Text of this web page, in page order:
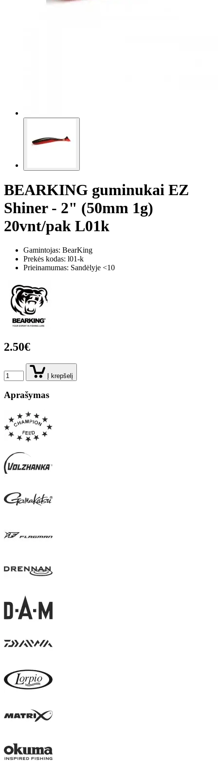
BEARKING guminukai EZ
Shiner - 2" (50mm 1g)
20vnt/pak L01k
Gamintojas: BearKing
Prekės kodas: l01-k
Prieinamumas: Sandėlyje <10
2.50€
Į krepšelį
Aprašymas